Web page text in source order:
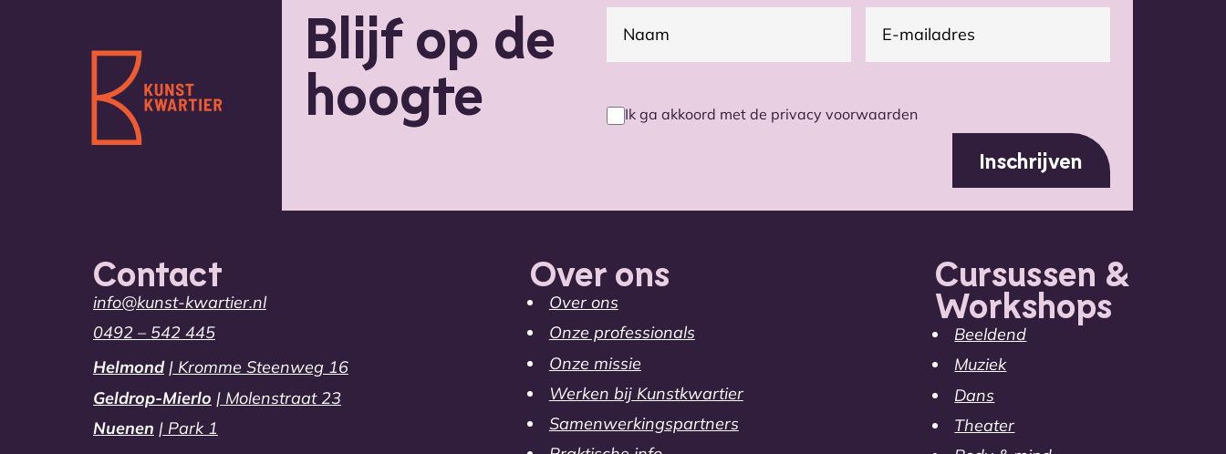
Blijf op de
hoogte
E-
mailadres(Vereist)
Privacy
Ik ga akkoord met de privacy voorwaarden
Contact
info@kunst-kwartier.nl
0492 – 542 445
Helmond | Kromme Steenweg 16
Geldrop-Mierlo | Molenstraat 23
Nuenen | Park 1
Over ons
Over ons
Onze professionals
Onze missie
Werken bij Kunstkwartier
Samenwerkingspartners
Cursussen &
Workshops
Beeldend
Muziek
Dans
Theater